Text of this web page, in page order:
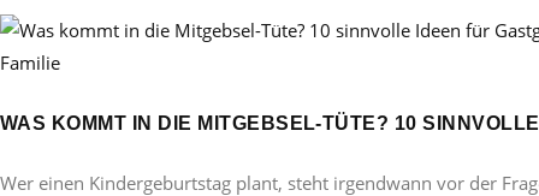
Familie
WAS KOMMT IN DIE MITGEBSEL-TÜTE? 10
Wer einen Kindergeburtstag plant, steht irgendwann vor der